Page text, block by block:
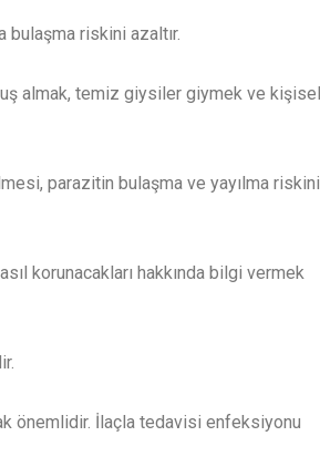
riskini azaltır.
almak, temiz giysiler giymek ve kişisel
parazitin bulaşma ve yayılma riskini
korunacakları hakkında bilgi vermek
önemlidir. İlaçla tedavisi enfeksiyonu